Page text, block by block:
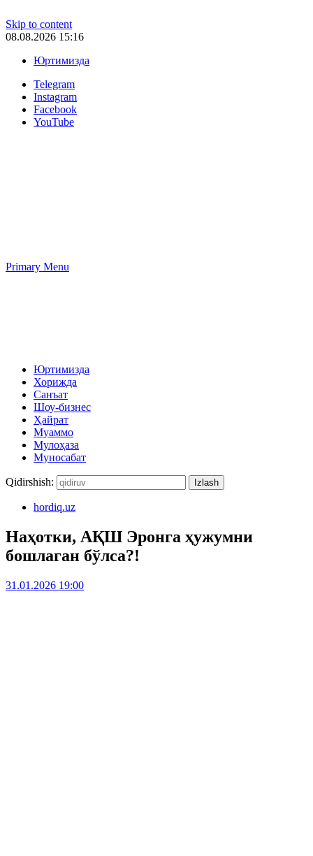
Skip to content
08.08.2026 15:16
Юртимизда
Telegram
Instagram
Facebook
YouTube
Primary Menu
Юртимизда
Хорижда
Санъат
Шоу-бизнес
Ҳайрат
Муаммо
Мулоҳаза
Муносабат
Qidirshish:
hordiq.uz
Наҳотки, АҚШ Эронга ҳужумни
бошлаган бўлса?!
31.01.2026 19:00